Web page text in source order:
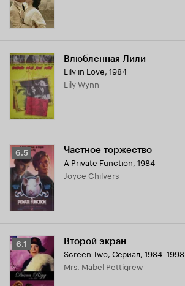
Влюбленная Лили
Lily in Love, 1984
Lily Wynn
Рейтинг
Кинопоиска
6.5
6.5 Частное торжество
A Private Function, 1984
Joyce Chilvers
Рейтинг
Кинопоиска
6.1
6.1 Второй экран
Screen Two, Сериал, 1984–1998
Mrs. Mabel Pettigrew